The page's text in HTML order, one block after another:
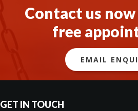
Contact us
free
EMAIL
GET IN TOUCH